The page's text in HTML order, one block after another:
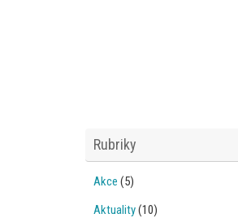
Rubriky
Akce (5)
Aktuality(10)